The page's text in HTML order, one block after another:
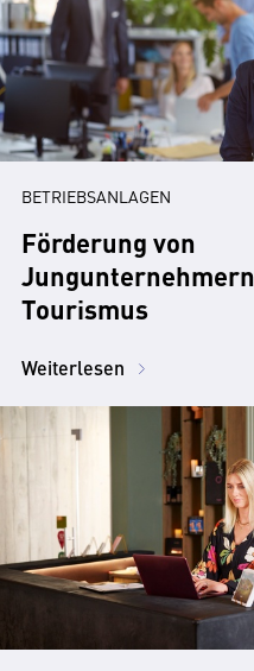
BETRIEBSANLAGEN
Förderung von
Tourismus
Weiterlesen